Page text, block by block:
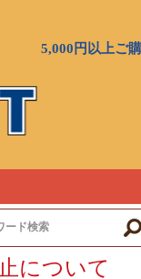
5,000円以上ご
について